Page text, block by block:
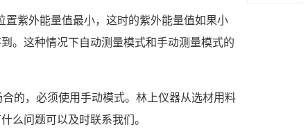
置紫外能量值最小，这时的紫外能量值如果小
。这种情况下自动测量模式和手动测量模式的
的，必须使用手动模式。林上仪器从选材用料
么问题可以及时联系我们。